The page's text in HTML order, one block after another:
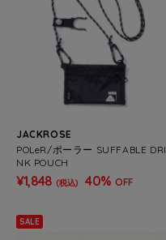
JACKROSE
POLeR/ポーラー SUFFABLE DRI
NK POUCH
¥1,848 (税込) 40% OFF
SALE